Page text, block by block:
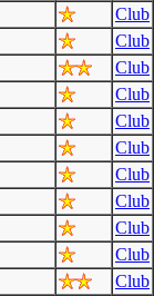
Club
Club
Club
Club
Club
Club
Club
Club
Club
Club
Club